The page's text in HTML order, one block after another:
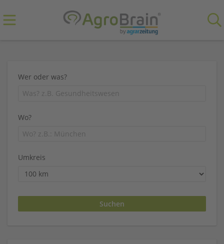
Wer oder was?
Wo?
Umkreis